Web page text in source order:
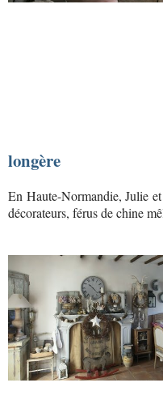
longère
En Haute-Normandie, Julie
décorateurs, férus de chine